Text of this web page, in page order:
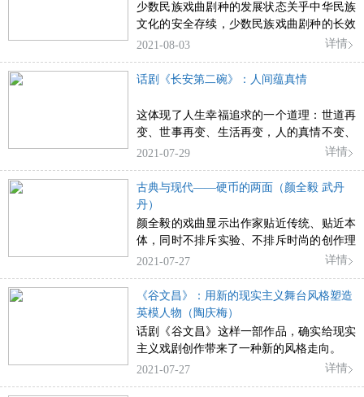
少数民族戏曲剧种的发展状态关乎中华民族
文化的安全存续，少数民族戏曲剧种的长效
发展关乎中华民族文化共同体的缔造、维系
民族戏曲艺术的存在与发展。
2021-08-03 详情
话剧《长安第二碗》：人间蕴真情
这体现了人生幸福追求的一个道理：世道再
变、世事再变、生活再变，人的真情不变、
生活的底蕴不变、幸福的内涵不变。这就是
心悟。
2021-07-29 详情
古典与现代——硬币的两面（颜全毅 武丹
丹）
颜全毅的戏曲显示出作家贴近传统、贴近本
体，同时不排斥实验、不排斥时尚的创作理
念，而《一钱太守》《救风尘》一直演出于
守和艺术创作态度。
2021-07-27 详情
《谷文昌》：用新的现实主义舞台风格塑造
英模人物（陶庆梅）
话剧《谷文昌》这样一部作品，确实给现实
主义戏剧创作带来了一种新的风格走向。
2021-07-27
详情